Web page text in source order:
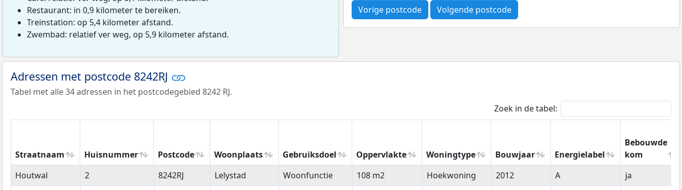
Restaurant: in 0,9 kilometer te bereiken.
Treinstation: op 5,4 kilometer afstand.
Zwembad: relatief ver weg, op 5,9 kilometer afstand.
Vorige postcode Volgende postcode
Adressen met postcode 8242RJ
Tabel met alle 34 adressen in het postcodegebied 8242 RJ.
Zoek in de tabel:
Straatnaam Huisnummer Postcode Woonplaats Gebruiksdoel Oppervlakte Woningtype Bouwjaar Energielabel
Bebouwde
kom
Straatnaam
Huisnummer Postcode Woonplaats Gebruiksdoel Oppervlakte Woningtype Bouwjaar Energielabel
Bebouwde
kom
Houtwal 2 8242RJ Lelystad Woonfunctie 108 m2 Hoekwoning 2012 A
ja